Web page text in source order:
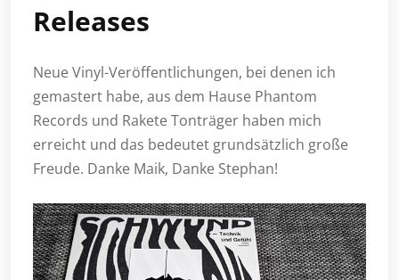
Releases
Neue Vinyl-Veröffentlichungen, bei denen ich
gemastert habe, aus dem Hause Phantom
Records und Rakete Tonträger haben mich
erreicht und das bedeutet grundsätzlich große
Freude. Danke Maik, Danke Stephan!